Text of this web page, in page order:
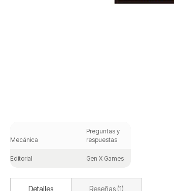
de
imágenes
Mecánica
Preguntas y
respuestas
Editorial Gen X Games
Detalles Reseñas 1